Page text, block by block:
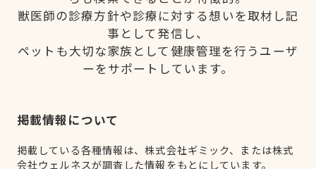
獣医師の診療方針や診療に対する想いを取材し記
事として発信し、
ペットも大切な家族として健康管理を行うユーザ
ーをサポートしています。
掲載情報について
掲載している各種情報は、株式会社ギミック、または株式
会社ウェルネスが調査した情報をもとにしています。